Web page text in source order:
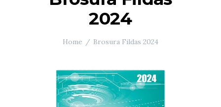
2024
Home Brosura Fildas 2024